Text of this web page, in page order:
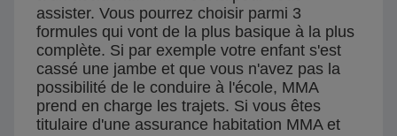
assister. Vous pourrez choisir parmi 3
formules qui vont de la plus basique à la plus
complète. Si par exemple votre enfant s'est
cassé une jambe et que vous n'avez pas la
possibilité de le conduire à l'école, MMA
prend en charge les trajets. Si vous êtes
titulaire d'une assurance habitation MMA et